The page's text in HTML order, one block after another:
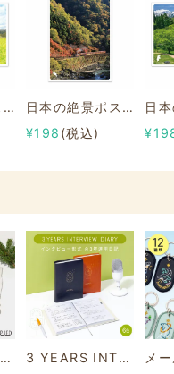
日本の絶景ポストカード ～春～ 小湊鉄道と菜の花/千葉
日本の絶景ポストカード ～秋～ 嵯峨野トロッコ列車/京都府
¥198 (税込)
FAPIEDファミリーソックスセット 総柄
3 YEARS INTERVIEW DIARY